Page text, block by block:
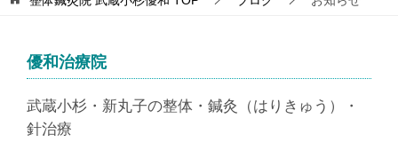
優和治療院
武蔵小杉・新丸子の整体・鍼灸（はりきゅう）・
針治療